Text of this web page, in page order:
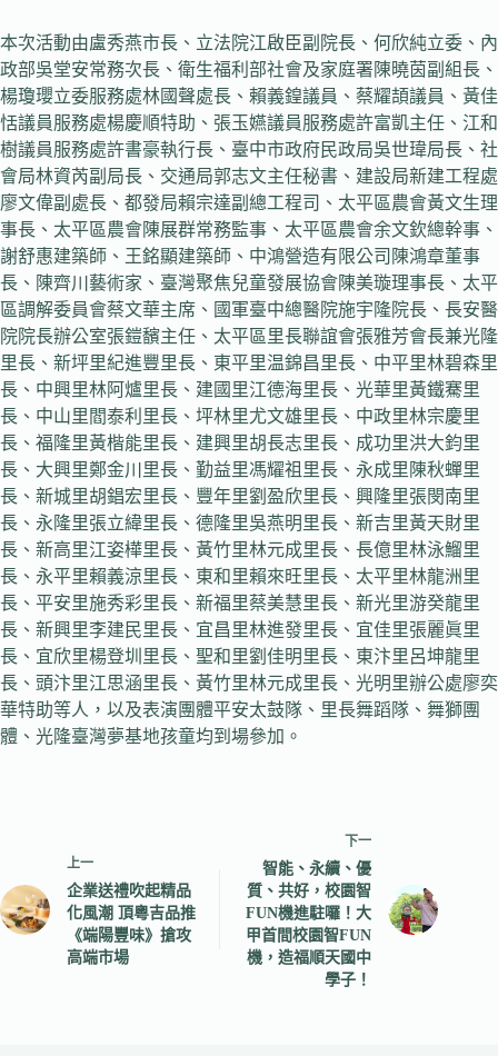
本次活動由盧秀燕市長、立法院江啟臣副院長、何欣純立委、內
政部吳堂安常務次長、衛生福利部社會及家庭署陳曉茵副組長、
楊瓊瓔立委服務處林國聲處長、賴義鍠議員、蔡耀頡議員、黃佳
恬議員服務處楊慶順特助、張玉嬿議員服務處許富凱主任、江和
樹議員服務處許書豪執行長、臺中市政府民政局吳世瑋局長、社
會局林資芮副局長、交通局郭志文主任秘書、建設局新建工程處
廖文偉副處長、都發局賴宗達副總工程司、太平區農會黃文生理
事長、太平區農會陳展群常務監事、太平區農會余文欽總幹事、
謝舒惠建築師、王銘顯建築師、中鴻營造有限公司陳鴻章董事
長、陳齊川藝術家、臺灣聚焦兒童發展協會陳美璇理事長、太平
區調解委員會蔡文華主席、國軍臺中總醫院施宇隆院長、長安醫
院院長辦公室張鎧馪主任、太平區里長聯誼會張雅芳會長兼光隆
里長、新坪里紀進豐里長、東平里温錦昌里長、中平里林碧森里
長、中興里林阿爐里長、建國里江德海里長、光華里黃鐵騫里
長、中山里閻泰利里長、坪林里尤文雄里長、中政里林宗慶里
長、福隆里黃楷能里長、建興里胡長志里長、成功里洪大鈞里
長、大興里鄭金川里長、勤益里馮耀祖里長、永成里陳秋蟬里
長、新城里胡錩宏里長、豐年里劉盈欣里長、興隆里張閔南里
長、永隆里張立緯里長、德隆里吳燕明里長、新吉里黃天財里
長、新高里江姿樺里長、黃竹里林元成里長、長億里林泳鰡里
長、永平里賴義涼里長、東和里賴來旺里長、太平里林龍洲里
長、平安里施秀彩里長、新福里蔡美慧里長、新光里游癸龍里
長、新興里李建民里長、宜昌里林進發里長、宜佳里張麗眞里
長、宜欣里楊登圳里長、聖和里劉佳明里長、東汴里呂坤龍里
長、頭汴里江思涵里長、黃竹里林元成里長、光明里辦公處廖奕
華特助等人，以及表演團體平安太鼓隊、里長舞蹈隊、舞獅團
體、光隆臺灣夢基地孩童均到場參加。
上一
企業送禮吹起精品
化風潮 頂粵吉品推
《端陽豐味》搶攻
高端市場
下一
智能、永續、優
質、共好，校園智
FUN機進駐囉！大
甲首間校園智FUN
機，造福順天國中
學子！